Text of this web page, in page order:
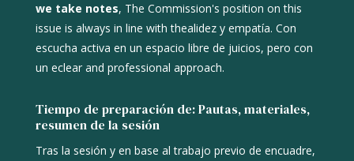
we take notes, The Commission's position on this
issue is always in line with thealidez y empatía. Con
escucha activa en un espacio libre de juicios, pero con
un eclear and professional approach.
Tiempo de preparación de: Pautas, materiales,
resumen de la sesión
Tras la sesión y en base al trabajo previo de encuadre,